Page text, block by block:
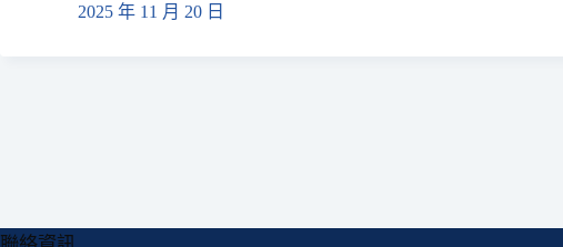
2025 年 11 月 20 日